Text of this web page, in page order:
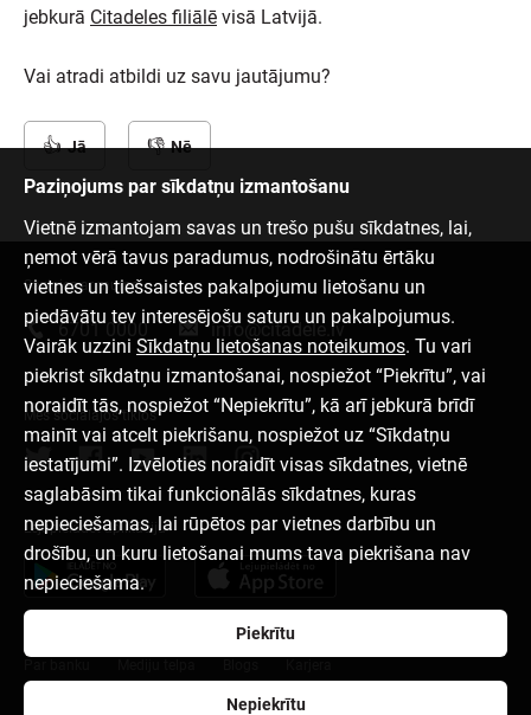
jebkurā Citadeles filiālē visā Latvijā.
Vai atradi atbildi uz savu jautājumu?
Jā Nē
Paziņojums par sīkdatņu izmantošanu
Vietnē izmantojam savas un trešo pušu sīkdatnes, lai,
ņemot vērā tavus paradumus, nodrošinātu ērtāku
vietnes un tiešsaistes pakalpojumu lietošanu un
piedāvātu tev interesējošu saturu un pakalpojumus.
Vairāk uzzini Sīkdatņu lietošanas noteikumos. Tu vari
piekrist sīkdatņu izmantošanai, nospiežot “Piekrītu”, vai
noraidīt tās, nospiežot “Nepiekrītu”, kā arī jebkurā brīdī
mainīt vai atcelt piekrišanu, nospiežot uz “Sīkdatņu
iestatījumi”. Izvēloties noraidīt visas sīkdatnes, vietnē
saglabāsim tikai funkcionālās sīkdatnes, kuras
nepieciešamas, lai rūpētos par vietnes darbību un
drošību, un kuru lietošanai mums tava piekrišana nav
nepieciešama.
Piekrītu
Nepiekrītu
Sazinies ar mums
6701 0000 info@citadele.lv
Mēs sociālajos tīklos
Lejupielādēt aplikāciju
Sīkdatņu iestatījumi